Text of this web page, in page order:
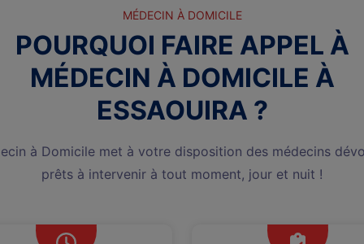
MÉDECIN À DOMICILE
POURQUOI FAIRE APPEL À
MÉDECIN À DOMICILE À
ESSAOUIRA ?
à Domicile met à votre disposition des médecins
prêts à intervenir à tout moment, jour et nuit !